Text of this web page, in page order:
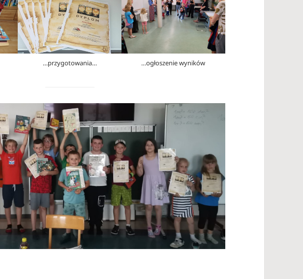
…przygotowania… …ogłoszenie wyników